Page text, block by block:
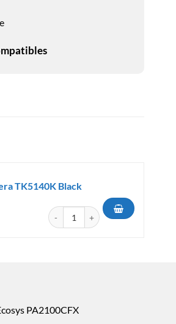
TK5140K Black
quantité de Toner Kyocera
PA2100CFX